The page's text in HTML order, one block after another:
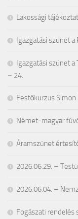
Lakossági
Igazgatási szünet
Igazgatási szünet
– 24.
Festőkurzus Simon
Német-magyar
Áramszünet
2026.06.29. –
2026.06.04. –
Fogászati rendelés